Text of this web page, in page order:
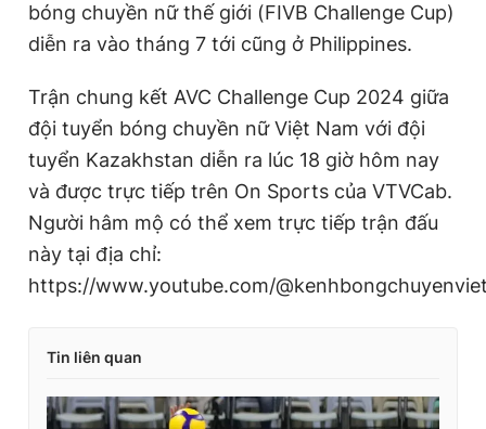
bóng chuyền nữ thế giới (FIVB Challenge Cup)
diễn ra vào tháng 7 tới cũng ở Philippines.
Trận chung kết AVC Challenge Cup 2024 giữa
đội tuyển bóng chuyền nữ Việt Nam với đội
tuyển Kazakhstan diễn ra lúc 18 giờ hôm nay
và được trực tiếp trên On Sports của VTVCab.
Người hâm mộ có thể xem trực tiếp trận đấu
này tại địa chỉ:
https://www.youtube.com/
Tin liên quan